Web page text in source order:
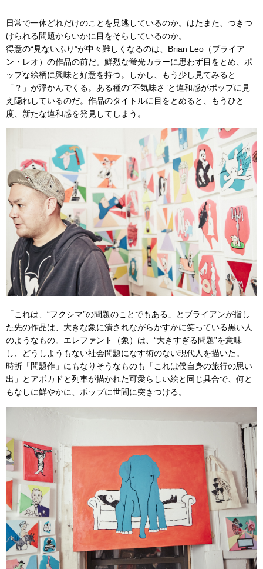
日常で一体どれだけのことを見逃しているのか。はたまた、つきつ
けられる問題からいかに目をそらしているのか。
得意の“見ないふり”が中々難しくなるのは、Brian Leo（ブライア
ン・レオ）の作品の前だ。鮮烈な蛍光カラーに思わず目をとめ、ポ
ップな絵柄に興味と好意を持つ。しかし、もう少し見てみると
「？」が浮かんでくる。ある種の“不気味さ”と違和感がポップに見
え隠れしているのだ。作品のタイトルに目をとめると、もうひと
度、新たな違和感を発見してしまう。
「これは、“フクシマ”の問題のことでもある」とブライアンが指し
た先の作品は、大きな象に潰されながらかすかに笑っている黒い人
のようなもの。エレファント（象）は、“大きすぎる問題”を意味
し、どうしようもない社会問題になす術のない現代人を描いた。
時折「問題作」にもなりそうなものも「これは僕自身の旅行の思い
出」とアボカドと列車が描かれた可愛らしい絵と同じ具合で、何と
もなしに鮮やかに、ポップに世間に突きつける。